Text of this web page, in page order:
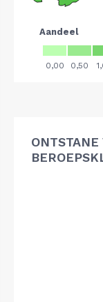
ONTSTANE